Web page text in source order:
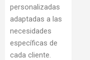
personalizadas
adaptadas a las
necesidades
específicas de
cada cliente.